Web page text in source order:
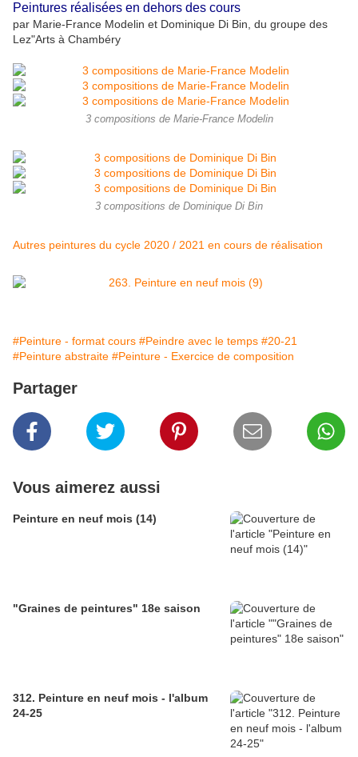
Peintures réalisées en dehors des cours
par Marie-France Modelin et Dominique Di Bin, du groupe des
Lez"Arts à Chambéry
3 compositions de Marie-France Modelin
3 compositions de Dominique Di Bin
Autres peintures du cycle 2020 / 2021 en cours de réalisation
#Peinture - format cours #Peindre avec le temps #20-21
#Peinture abstraite #Peinture - Exercice de composition
Partager
Vous aimerez aussi
Peinture en neuf mois (14)
"Graines de peintures" 18e saison
312. Peinture en neuf mois - l'album
24-25